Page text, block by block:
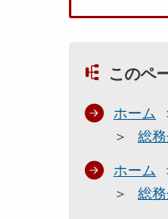
このペ
ホーム
総
ホーム
総